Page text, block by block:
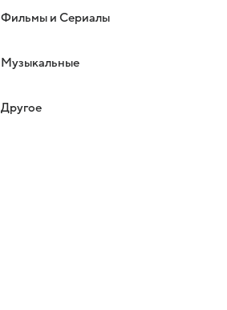
Фильмы и Сериалы
Музыкальные
Другое